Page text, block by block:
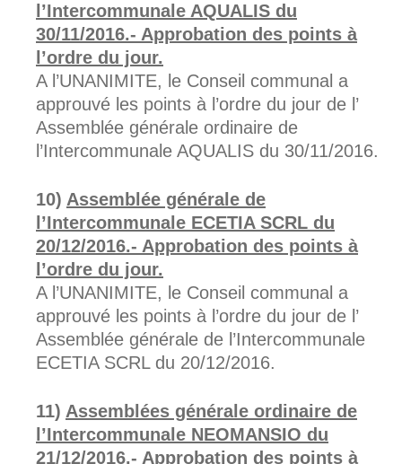
l’Intercommunale AQUALIS du
30/11/2016.- Approbation des points à
l’ordre du jour.
A l’UNANIMITE, le Conseil communal a
approuvé les points à l’ordre du jour de l’
Assemblée générale ordinaire de
l’Intercommunale AQUALIS du 30/11/2016.
Assemblée générale de
l’Intercommunale ECETIA SCRL du
20/12/2016.- Approbation des points à
l’ordre du jour.
A l’UNANIMITE, le Conseil communal a
approuvé les points à l’ordre du jour de l’
Assemblée générale de l’Intercommunale
ECETIA SCRL du 20/12/2016.
Assemblées générale ordinaire de
l’Intercommunale NEOMANSIO du
21/12/2016.- Approbation des points à